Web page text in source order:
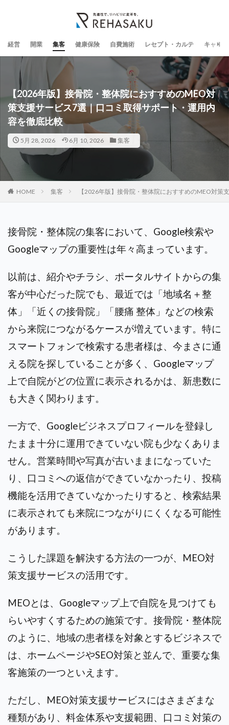
経営 開業 集客 健康保険 自費施術 レセプト・カルテ キャリ
【2026年版】接骨院・整体院におすすめのMEO対
策支援サービス7選｜口コミ取得サポート・運用内
容を徹底比較
5月 28, 2026 6月 10, 2026 集客
HOME 集客 【2026年版】接骨院・整体院におすすめのMEO対
接骨院・整体院の集客において、Google検索や
Googleマップの重要性は年々高まっています。
以前は、紹介やチラシ、ポータルサイトからの集
客が中心だった院でも、最近では「地域名＋整
体」「近くの接骨院」「腰痛 整体」などの検索
から来院につながるケースが増えています。特に
スマートフォンで検索する患者様は、今まさに通
える院を探していることが多く、Googleマップ
上で自院がどの位置に表示されるかは、新患数に
も大きく関わります。
一方で、Googleビジネスプロフィールを登録し
たまま十分に運用できていない院も少なくありま
せん。営業時間や写真が古いままになっていた
り、口コミへの返信ができていなかったり、投稿
機能を活用できていなかったりすると、検索結果
に表示されても来院につながりにくくなる可能性
があります。
こうした課題を解決する方法の一つが、MEO対
策支援サービスの活用です。
MEOとは、Googleマップ上で自院を見つけても
らいやすくするための施策です。接骨院・整体院
のように、地域の患者様を対象とするビジネスで
は、ホームページやSEO対策と並んで、重要な集
客施策の一つといえます。
ただし、MEO対策支援サービスにはさまざまな
種類があり、料金体系や支援範囲、口コミ対策の